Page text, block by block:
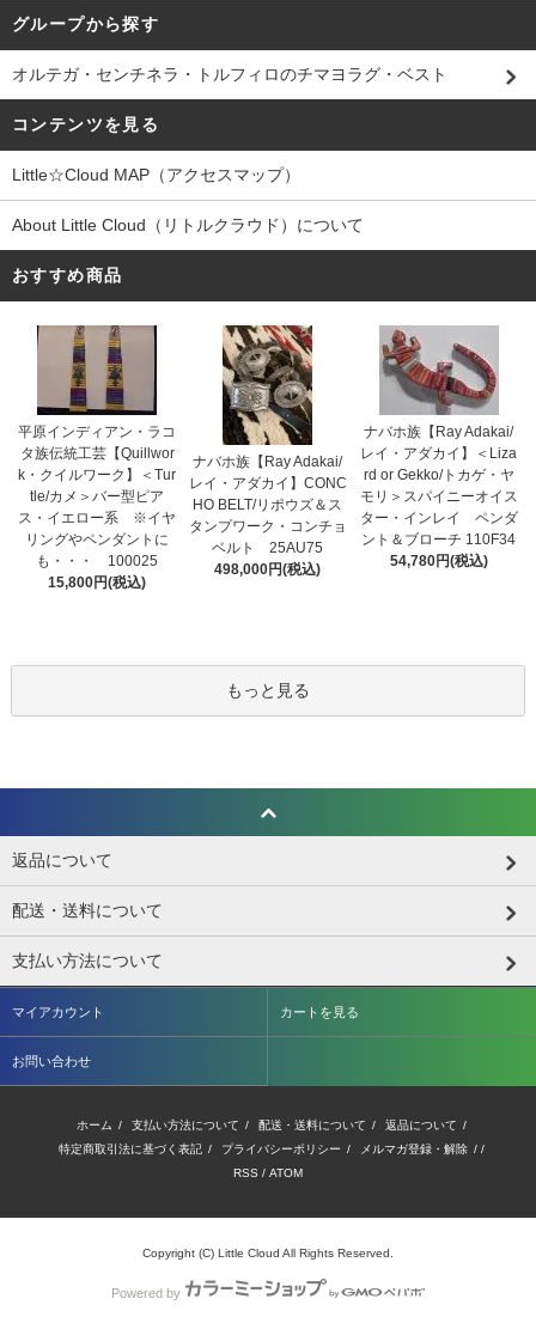
グループから探す
オルテガ・センチネラ・トルフィロのチマヨラグ・ベスト
コンテンツを見る
Little☆Cloud MAP（アクセスマップ）
About Little Cloud（リトルクラウド）について
おすすめ商品
平原インディアン・ラコ
タ族伝統工芸【Quillwor
k・クイルワーク】＜Tur
tle/カメ＞バー型ピア
ス・イエロー系 ※イヤ
リングやペンダントに
も・・・ 100025
15,800円(税込)
ナバホ族【Ray Adakai/
レイ・アダカイ】CONC
HO BELT/リポウズ＆ス
タンプワーク・コンチョ
ベルト 25AU75
498,000円(税込)
ナバホ族【Ray Adakai/
レイ・アダカイ】＜Liza
rd or Gekko/トカゲ・ヤ
モリ＞スパイニーオイス
ター・インレイ ペンダ
ント＆ブローチ 110F34
54,780円(税込)
もっと見る
返品について
配送・送料について
支払い方法について
マイアカウント カートを見る
お問い合わせ
ホーム / 支払い方法について / 配送・送料について / 返品について /
特定商取引法に基づく表記 / プライバシーポリシー / メルマガ登録・解除 / /
RSS / ATOM
Copyright (C) Little Cloud All Rights Reserved.
Powered by